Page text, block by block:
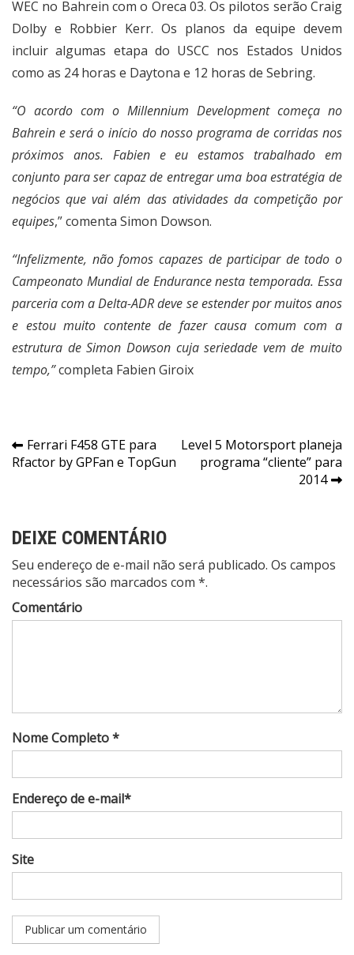
WEC no Bahrein com o Oreca 03. Os pilotos serão Craig
Dolby e Robbier Kerr. Os planos da equipe devem
incluir algumas etapa do USCC nos Estados Unidos
como as 24 horas e Daytona e 12 horas de Sebring.
“O acordo com o Millennium Development começa no
Bahrein e será o início do nosso programa de corridas nos
próximos anos. Fabien e eu estamos trabalhado em
conjunto para ser capaz de entregar uma boa estratégia de
negócios que vai além das atividades da competição por
equipes,” comenta Simon Dowson.
“Infelizmente, não fomos capazes de participar de todo o
Campeonato Mundial de Endurance nesta temporada. Essa
parceria com a Delta-ADR deve se estender por muitos anos
e estou muito contente de fazer causa comum com a
estrutura de Simon Dowson cuja seriedade vem de muito
tempo,”completa Fabien Giroix
Navegação
de
Ferrari F458 GTE para
Rfactor by GPFan e TopGun
Level 5 Motorsport planeja
programa “cliente” para
2014
DEIXE COMENTÁRIO
Seu endereço de e-mail não será publicado. Os campos
necessários são marcados com *.
Comentário
Nome Completo *
Endereço de e-mail*
Site